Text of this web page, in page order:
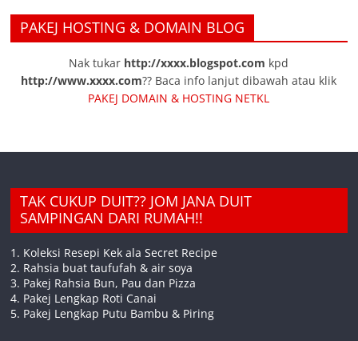
PAKEJ HOSTING & DOMAIN BLOG
Nak tukar http://xxxx.blogspot.com kpd
http://www.xxxx.com?? Baca info lanjut dibawah atau klik
PAKEJ DOMAIN & HOSTING NETKL
TAK CUKUP DUIT?? JOM JANA DUIT
SAMPINGAN DARI RUMAH!!
1. Koleksi Resepi Kek ala Secret Recipe
2. Rahsia buat taufufah & air soya
3. Pakej Rahsia Bun, Pau dan Pizza
4. Pakej Lengkap Roti Canai
5. Pakej Lengkap Putu Bambu & Piring